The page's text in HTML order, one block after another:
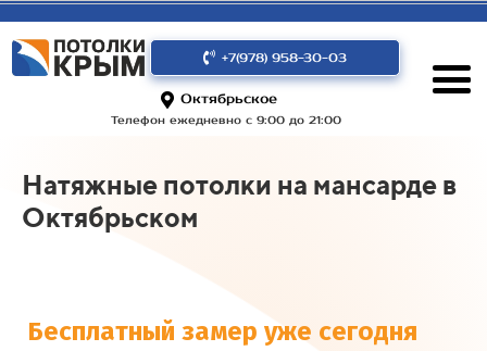
+7(978) 958-30-03
Октябрьское
Телефон ежедневно с 9:00 до 21:00
Натяжные потолки на мансарде в
Октябрьском
Бесплатный замер уже сегодня